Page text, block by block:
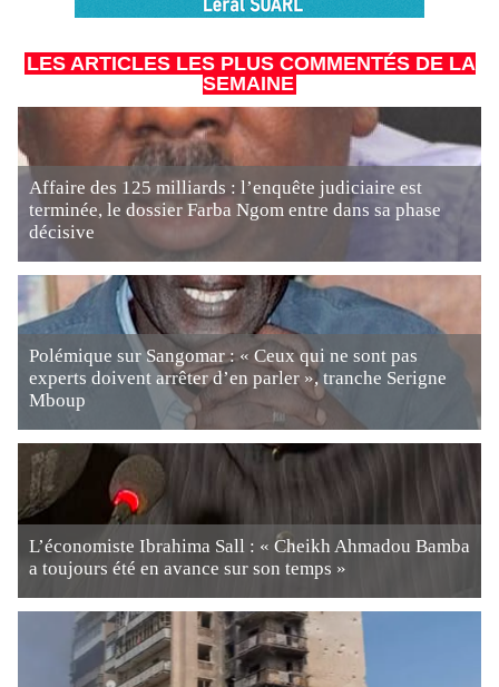
LES ARTICLES LES PLUS COMMENTÉS DE LA
SEMAINE
Affaire des 125 milliards : l’enquête judiciaire est
terminée, le dossier Farba Ngom entre dans sa phase
décisive
Polémique sur Sangomar : « Ceux qui ne sont pas
experts doivent arrêter d’en parler », tranche Serigne
Mboup
L’économiste Ibrahima Sall : « Cheikh Ahmadou Bamba
a toujours été en avance sur son temps »